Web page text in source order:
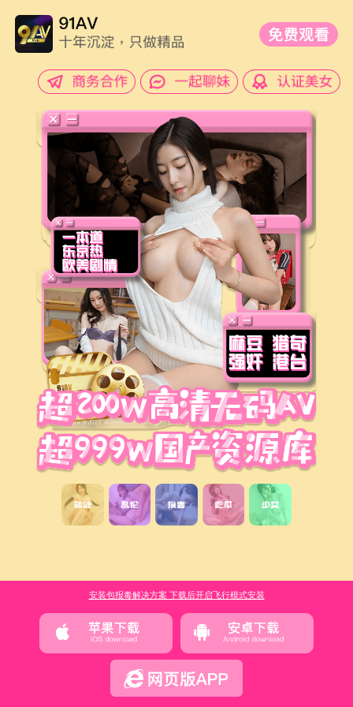
安装包报毒解决方案 下载后开启飞行模式安装